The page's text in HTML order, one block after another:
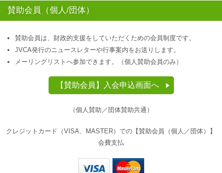
賛助会員（個人/団体）
賛助会員は、財政的支援をしていただくための会員制度です。
JVCA発行のニュースレターや行事案内をお送りします。
メーリングリストへ参加できます。（個人賛助会員のみ）
【賛助会員】入会申込画面へ
（個人賛助／団体賛助共通）
クレジットカード（VISA、MASTER）での【賛助会員（個人／団体）】
会費支払